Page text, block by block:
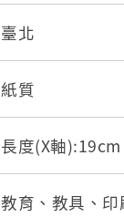
臺北
紙質
長度(X軸
教育、教具、